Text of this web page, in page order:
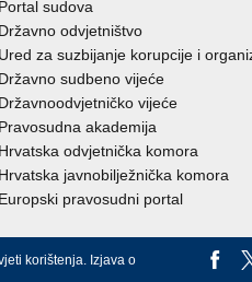
Portal sudova
Državno odvjetništvo
Ured za suzbijanje korupcije i
Državno sudbeno vijeće
Državnoodvjetničko vijeće
Pravosudna akademija
Hrvatska odvjetnička komora
Hrvatska javnobilježnička komora
Europski pravosudni portal
korištenja. Izjava o